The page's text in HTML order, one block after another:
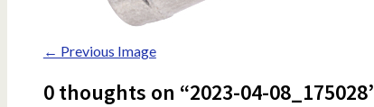
← Previous Image
0 thoughts on “2023-04-